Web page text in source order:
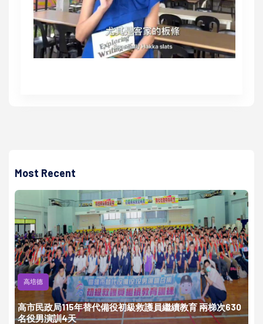
Most Recent
高培德
高市民政局115年替代備役初級救護員繼續教育 兩梯次630
名役男演訓4天